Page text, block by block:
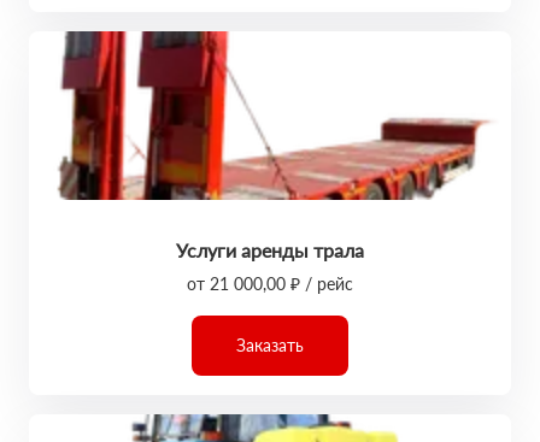
Услуги аренды трала
от 21 000,00 ₽ / рейс
Заказать